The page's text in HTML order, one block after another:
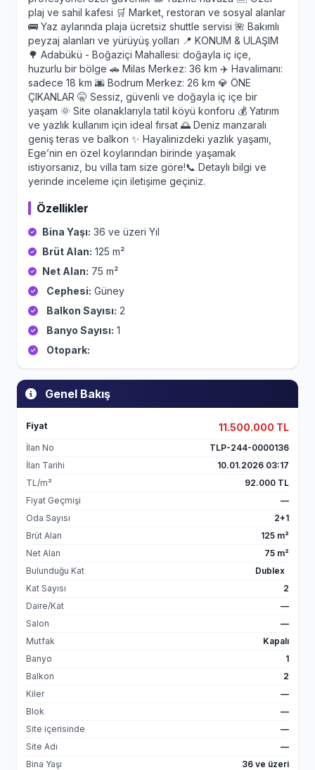
Genel Bakış
Fiyat 11.500.000 TL
İlan No
TLP-244-0000136
İlan Tarihi
10.01.2026 03:17
TL/m²
92.000 TL
Fiyat Geçmişi
—
Oda Sayısı
2+1
Brüt Alan
125 m²
Net Alan
75 m²
Bulunduğu Kat
Dublex
Kat Sayısı
2
Daire/Kat
—
Salon
—
Mutfak
Kapalı
Banyo
1
Balkon
2
Kiler
—
Blok
—
Site içerisinde
—
Site Adı
—
Bina Yaşı
36 ve üzeri
plaj ve sahil kafesi 🛒 Market, restoran ve sosyal alanlar
🚌 Yaz aylarında plaja ücretsiz shuttle servisi 🌺 Bakımlı
peyzaj alanları ve yürüyüş yolları 📍 KONUM & ULAŞIM
🌳 Adabükü - Boğaziçi Mahallesi: doğayla iç içe,
huzurlu bir bölge 🚗 Milas Merkez: 36 km ✈️ Havalimanı:
sadece 18 km 🌆 Bodrum Merkez: 26 km 💎 ÖNE
ÇIKANLAR 🤫 Sessiz, güvenli ve doğayla iç içe bir
yaşam 🌞 Site olanaklarıyla tatil köyü konforu 💰 Yatırım
ve yazlık kullanım için ideal fırsat 🌅 Deniz manzaralı
geniş teras ve balkon ✨ Hayalinizdeki yazlık yaşamı,
Ege’nin en özel koylarından birinde yaşamak
istiyorsanız, bu villa tam size göre!📞 Detaylı bilgi ve
yerinde inceleme için iletişime geçiniz.
Özellikler
Bina Yaşı: 36 ve üzeri Yıl
Brüt Alan: 125 m²
Net Alan: 75 m²
Cephesi: Güney
Balkon Sayısı: 2
Banyo Sayısı: 1
Otopark: